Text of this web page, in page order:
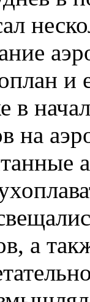
и
на
а